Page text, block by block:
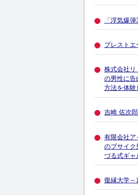
「浮気爆
プレスト
株式会社リ
の男性に告
方法を体験
吉崎 佐次
有限会社ア
のブサイク
づる式ギ
復縁大学～